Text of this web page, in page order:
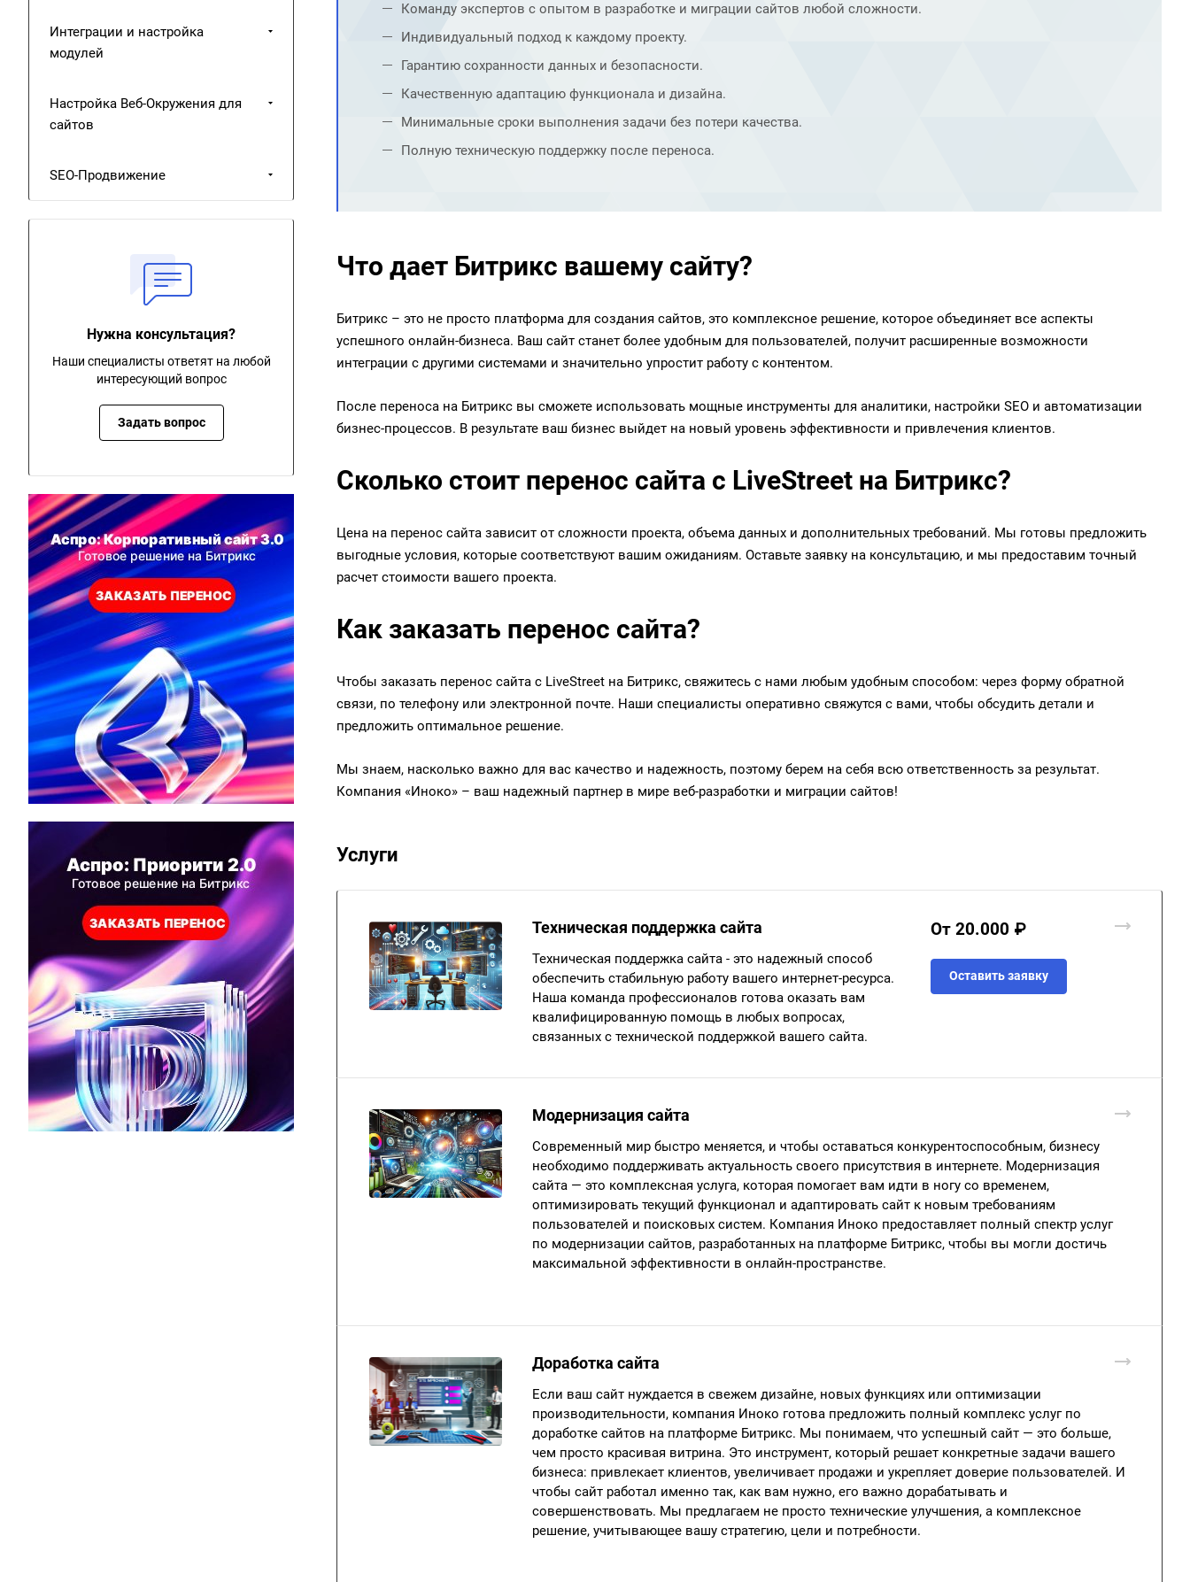
Команду экспертов с опытом в разработке и миграции сайтов любой сложности.
Индивидуальный подход к каждому проекту.
Гарантию сохранности данных и безопасности.
Качественную адаптацию функционала и дизайна.
Минимальные сроки выполнения задачи без потери качества.
Полную техническую поддержку после переноса.
Что дает Битрикс вашему сайту?
Битрикс – это не просто платформа для создания сайтов, это комплексное решение, которое объединяет все аспекты
успешного онлайн-бизнеса. Ваш сайт станет более удобным для пользователей, получит расширенные возможности
интеграции с другими системами и значительно упростит работу с контентом.
После переноса на Битрикс вы сможете использовать мощные инструменты для аналитики, настройки SEO и автоматизации
бизнес-процессов. В результате ваш бизнес выйдет на новый уровень эффективности и привлечения клиентов.
Сколько стоит перенос сайта с LiveStreet на Битрикс?
Цена на перенос сайта зависит от сложности проекта, объема данных и дополнительных требований. Мы готовы предложить
выгодные условия, которые соответствуют вашим ожиданиям. Оставьте заявку на консультацию, и мы предоставим точный
расчет стоимости вашего проекта.
Как заказать перенос сайта?
Чтобы заказать перенос сайта с LiveStreet на Битрикс, свяжитесь с нами любым удобным способом: через форму обратной
связи, по телефону или электронной почте. Наши специалисты оперативно свяжутся с вами, чтобы обсудить детали и
предложить оптимальное решение.
Мы знаем, насколько важно для вас качество и надежность, поэтому берем на себя всю ответственность за результат.
Компания «Иноко» – ваш надежный партнер в мире веб-разработки и миграции сайтов!
Услуги
Техническая поддержка сайта
Техническая поддержка сайта - это надежный способ
обеспечить стабильную работу вашего интернет-ресурса.
Наша команда профессионалов готова оказать вам
квалифицированную помощь в любых вопросах,
связанных с технической поддержкой вашего сайта.
От 20.000 ₽
Оставить заявку
Модернизация сайта
Современный мир быстро меняется, и чтобы оставаться конкурентоспособным, бизнесу
необходимо поддерживать актуальность своего присутствия в интернете. Модернизация
сайта — это комплексная услуга, которая помогает вам идти в ногу со временем,
оптимизировать текущий функционал и адаптировать сайт к новым требованиям
пользователей и поисковых систем. Компания Иноко предоставляет полный спектр услуг
по модернизации сайтов, разработанных на платформе Битрикс, чтобы вы могли достичь
максимальной эффективности в онлайн-пространстве.
Доработка сайта
Если ваш сайт нуждается в свежем дизайне, новых функциях или оптимизации
производительности, компания Иноко готова предложить полный комплекс услуг по
доработке сайтов на платформе Битрикс. Мы понимаем, что успешный сайт — это больше,
чем просто красивая витрина. Это инструмент, который решает конкретные задачи вашего
бизнеса: привлекает клиентов, увеличивает продажи и укрепляет доверие пользователей. И
чтобы сайт работал именно так, как вам нужно, его важно дорабатывать и
совершенствовать. Мы предлагаем не просто технические улучшения, а комплексное
решение, учитывающее вашу стратегию, цели и потребности.
Интеграции и настройка
модулей
Настройка Веб-Окружения для
сайтов
SEO-Продвижение
Нужна консультация?
Наши специалисты ответят на любой
интересующий вопрос
Задать вопрос